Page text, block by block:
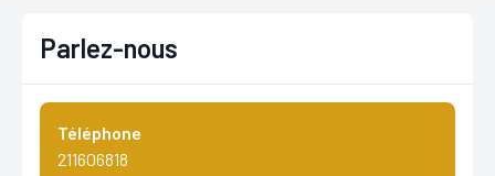
Parlez-nous
Téléphone
211606818